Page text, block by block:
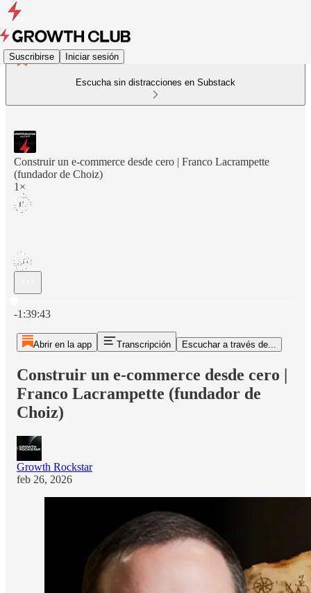
Suscribirse Iniciar sesión
Escucha sin distracciones en Substack
Construir un e-commerce desde cero | Franco Lacrampette
(fundador de Choiz)
1×
-1:39:43
Abrir en la app Transcripción Escuchar a través de...
Construir un e-commerce desde cero |
Franco Lacrampette (fundador de
Choiz)
Growth Rockstar
feb 26, 2026